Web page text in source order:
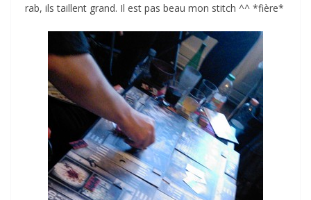
rab, ils taillent grand. Il est pas beau mon stitch ^^ *fière*